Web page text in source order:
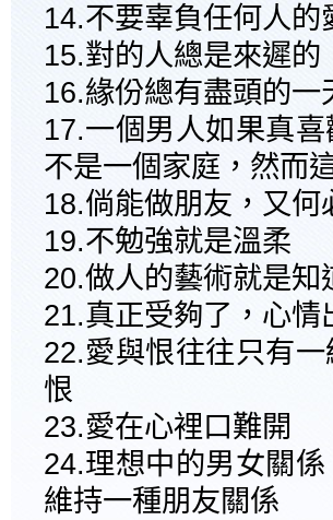
14.不要辜負任何人
15.對的人總是來遲的
16.緣份總有盡頭的一
17.一個男人如果真
不是一個家庭，然而
18.倘能做朋友，又何
19.不勉強就是溫柔
20.做人的藝術就是知
21.真正受夠了，心情
22.愛與恨往往只有
恨
23.愛在心裡口難開
24.理想中的男女關
維持一種朋友關係